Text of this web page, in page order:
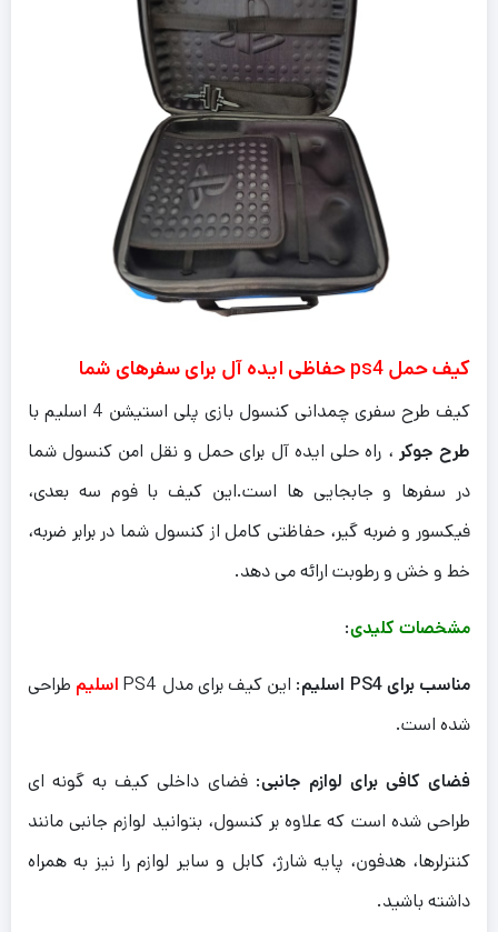
کیف حمل ps4 حفاظی ایده آل برای سفرهای شما
کیف طرح سفری چمدانی کنسول بازی پلی استیشن 4 اسلیم با
طرح جوکر ، راه حلی ایده آل برای حمل و نقل امن کنسول شما
در سفرها و جابجایی ها است.این کیف با فوم سه بعدی،
فیکسور و ضربه گیر، حفاظتی کامل از کنسول شما در برابر ضربه،
خط و خش و رطوبت ارائه می دهد.
مشخصات کلیدی:
مناسب برای PS4 اسلیم : این کیف برای مدل PS4 اسلیم طراحی
شده است.
فضای کافی برای لوازم جانبی: فضای داخلی کیف به گونه ای
طراحی شده است که علاوه بر کنسول، بتوانید لوازم جانبی مانند
کنترلرها، هدفون، پایه شارژ، کابل و سایر لوازم را نیز به همراه
داشته باشید.